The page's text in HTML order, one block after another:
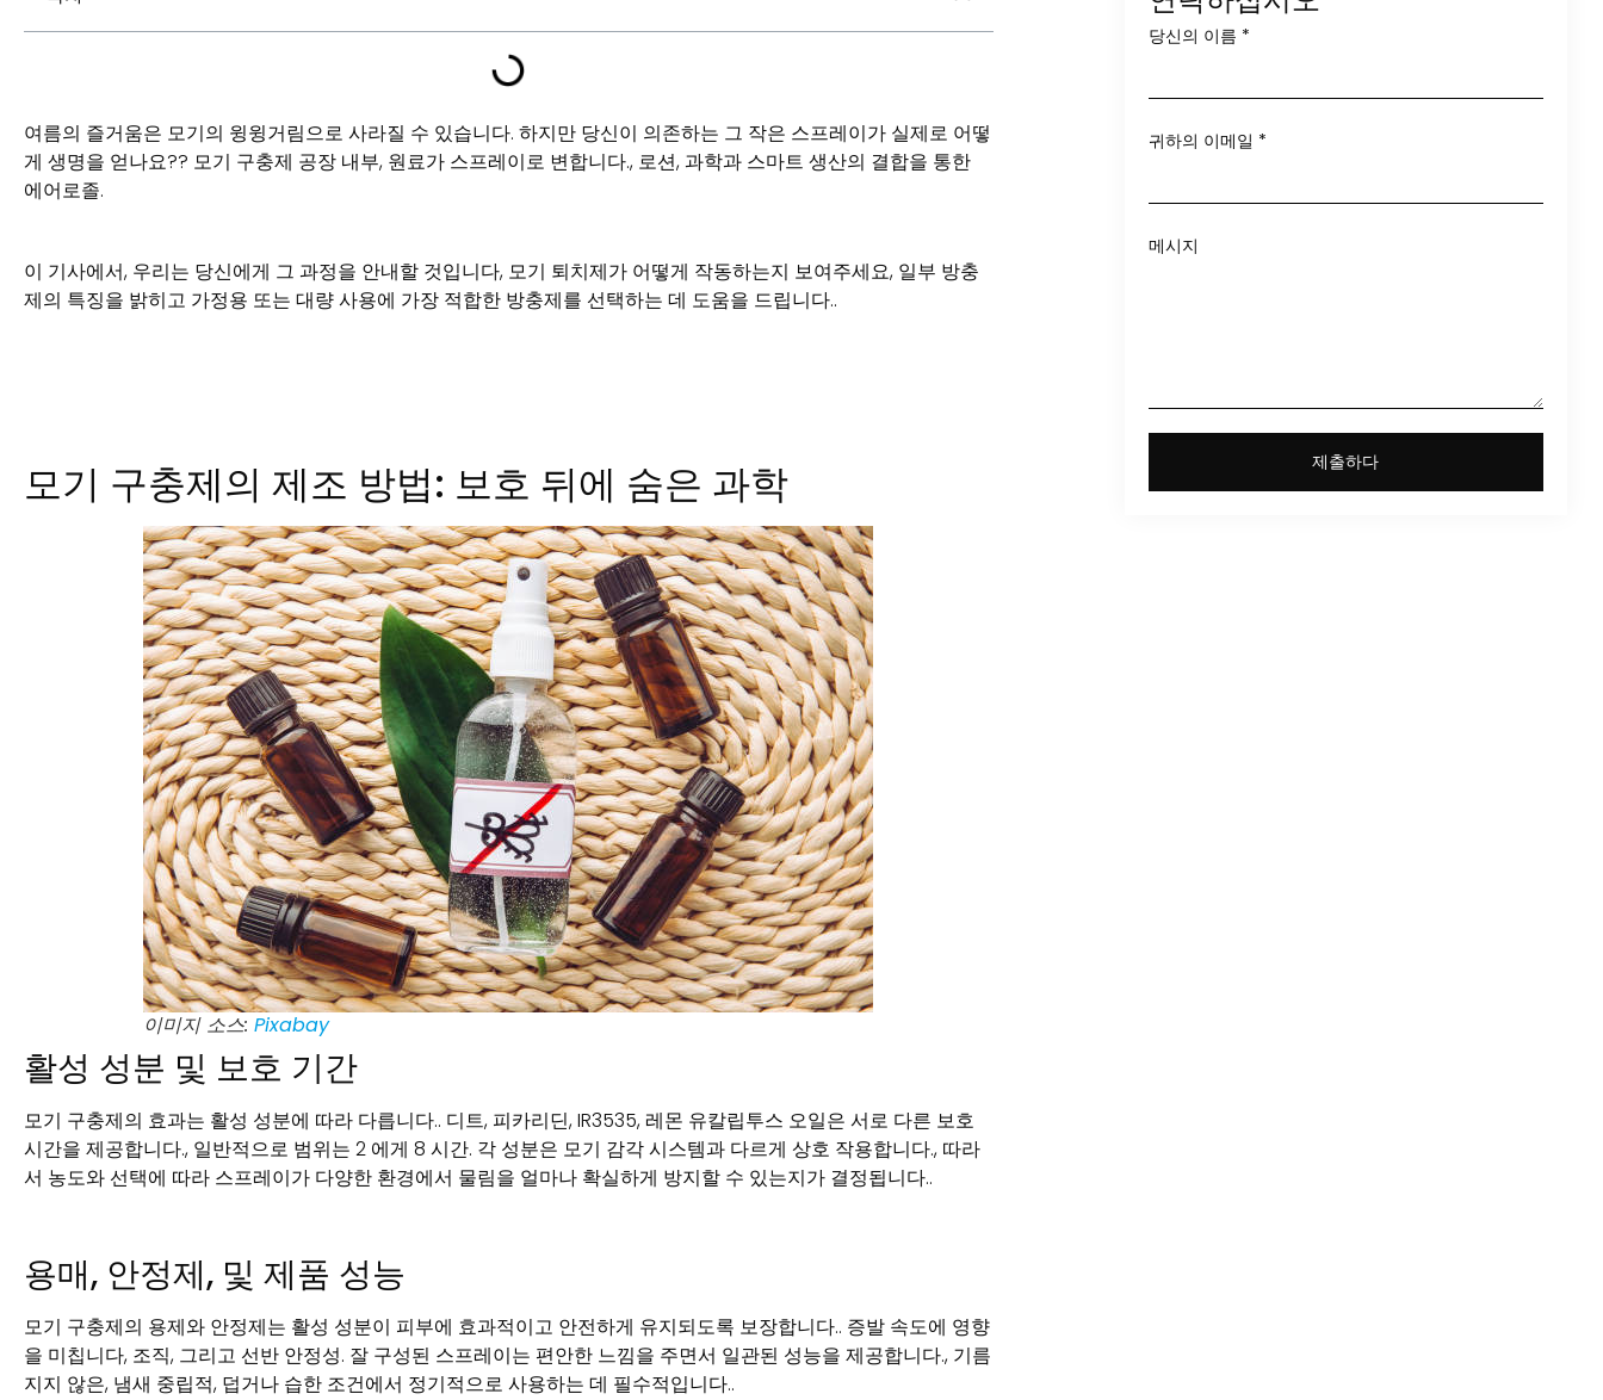
여름의 즐거움은 모기의 윙윙거림으로 사라질 수 있습니다. 하지만 당신이 의존하는 그 작은 스프레이가 실제로 어떻
게 생명을 얻나요?? 모기 구충제 공장 내부, 원료가 스프레이로 변합니다., 로션, 과학과 스마트 생산의 결합을 통한
에어로졸.
이 기사에서, 우리는 당신에게 그 과정을 안내할 것입니다, 모기 퇴치제가 어떻게 작동하는지 보여주세요, 일부 방충
제의 특징을 밝히고 가정용 또는 대량 사용에 가장 적합한 방충제를 선택하는 데 도움을 드립니다..
모기 구충제의 제조 방법: 보호 뒤에 숨은 과학
이미지 소스:Pixabay
활성 성분 및 보호 기간
모기 구충제의 효과는 활성 성분에 따라 다릅니다.. 디트, 피카리딘, IR3535, 레몬 유칼립투스 오일은 서로 다른 보호
시간을 제공합니다., 일반적으로 범위는 2 에게 8 시간. 각 성분은 모기 감각 시스템과 다르게 상호 작용합니다., 따라
서 농도와 선택에 따라 스프레이가 다양한 환경에서 물림을 얼마나 확실하게 방지할 수 있는지가 결정됩니다..
용매, 안정제, 및 제품 성능
모기 구충제의 용제와 안정제는 활성 성분이 피부에 효과적이고 안전하게 유지되도록 보장합니다.. 증발 속도에 영향
을 미칩니다, 조직, 그리고 선반 안정성. 잘 구성된 스프레이는 편안한 느낌을 주면서 일관된 성능을 제공합니다., 기름
지지 않은, 냄새 중립적, 덥거나 습한 조건에서 정기적으로 사용하는 데 필수적입니다..
당신의 이름 *
귀하의 이메일 *
메시지
제출하다